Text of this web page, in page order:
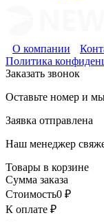
О компании
Политика
Заказать звонок
Оставьте номер и
Заявка отправлена
Наш менеджер
Товары в корзине
Сумма заказа
Стоимость0 ₽
К оплате ₽